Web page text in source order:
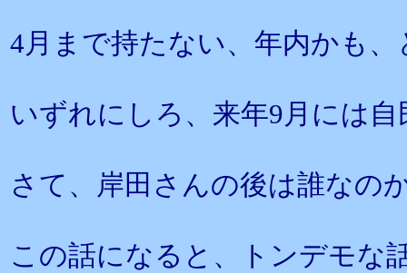
4月まで持たない、年内かも
いずれにしろ、来年9月には
さて、岸田さんの後は誰なの
この話になると、トンデモな